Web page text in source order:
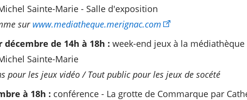
Sainte-Marie - Salle d'exposition
sur www.mediatheque.merignac.com
décembre de 14h à 18h : week-end jeux à la médiathèque
Sainte-Marie
pour les jeux vidéo / Tout public pour les jeux de socété
à 18h : conférence - La grotte de Commarque par